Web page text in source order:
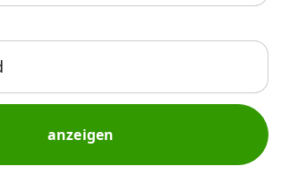
Schweiz
Abo-Aktionen
Abo kündigen oder
anzeigen